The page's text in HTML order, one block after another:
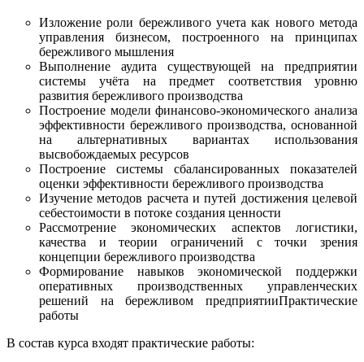
Изложение роли бережливого учета как нового метода
управления бизнесом, построенного на принципах
бережливого мышления
Выполнение аудита существующей на предприятии
системы учёта на предмет соответствия уровню
развития бережливого производства
Построение модели финансово-экономического анализа
эффективности бережливого производства, основанной
на альтернативных вариантах использования
высвобождаемых ресурсов
Построение системы сбалансированных показателей
оценки эффективности бережливого производства
Изучение методов расчета и путей достижения целевой
себестоимости в потоке создания ценности
Рассмотрение экономических аспектов логистики,
качества и теории ограничений с точки зрения
концепции бережливого производства
Формирование навыков экономической поддержки
оперативных производственных управленческих
решений на бережливом предприятииПрактические
работы
В состав курса входят практические работы: